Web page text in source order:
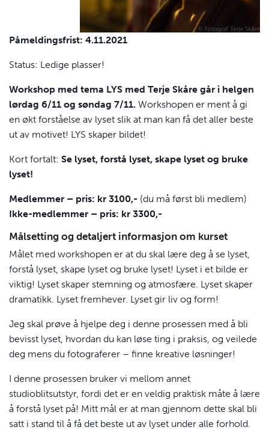
Påmeldingsfrist: 4.11.2021
Status: Ledige plasser!
Workshop med tema LYS med Terje Skåre går i helgen
lørdag 6/11 og søndag 7/11. Workshopen er ment å gi
en økt forståelse av lyset slik at man kan få det aller beste
ut av motivet! LYS skaper bildet!
Kort fortalt: Se lyset, forstå lyset, skape lyset og bruke
lyset!
Medlemmer – pris: kr 3100,- (du må først bli medlem)
Ikke-medlemmer – pris: kr 3300,-
Målsetting og detaljert informasjon om kurset
Målet med workshopen er at du skal lære deg å se lyset,
forstå lyset, skape lyset og bruke lyset! Lyset i et bilde er
viktig! Lyset skaper stemning og atmosfære. Lyset skaper
dramatikk. Lyset fremhever. Lyset gir liv og form!
Jeg skal prøve å hjelpe deg i denne prosessen med å bli
bevisst lyset, hvordan du kan løse ting i praksis, og veilede
deg mens du fotograferer – finne kreative løsninger!
I denne prosessen bruker vi mellom annet
studioblitsutstyr, fordi det er en veldig praktisk måte å lære
å forstå lyset på! Mitt mål er at man gjennom dette skal bli
satt i stand til å få det beste ut av lyset under alle forhold.